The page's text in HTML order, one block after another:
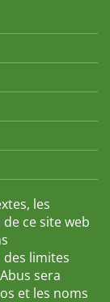
les
ce site web
limites
sera
et les noms